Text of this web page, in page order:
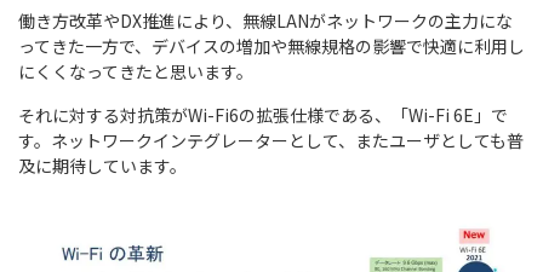
働き方改革やDX推進により、無線LANがネットワークの主力にな
ってきた一方で、デバイスの増加や無線規格の影響で快適に利用し
にくくなってきたと思います。
それに対する対抗策がWi-Fi6の拡張仕様である、「Wi-Fi 6E」で
す。ネットワークインテグレーターとして、またユーザとしても普
及に期待しています。